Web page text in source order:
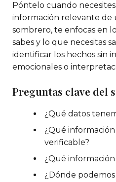
Póntelo cuando
información relevante de
sombrero, te enfocas en
sabes y lo que necesitas
identificar los hechos sin
emocionales o
Preguntas clave del
¿Qué datos
¿Qué
verificable?
¿Qué
¿Dónde